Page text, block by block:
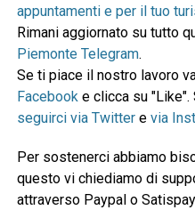
appuntamenti e per il tuo
Rimani aggiornato su tutto
Piemonte Telegram.
Se ti piace il nostro lavoro
Facebooke clicca su "Like".
seguirci via Twittere via
Per sostenerci abbiamo
questo vi chiediamo di
attraverso Paypal o